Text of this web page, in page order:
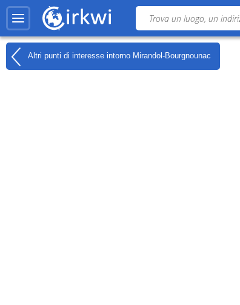
Altri punti di interesse intorno Mirandol-Bourgnounac